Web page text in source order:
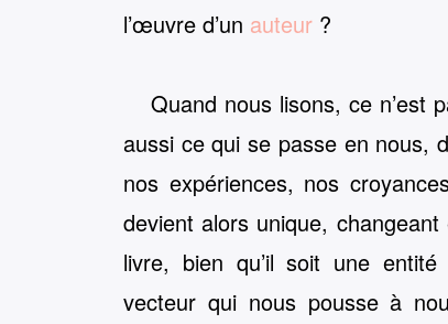
l’œuvre d’un auteur ?
Quand nous lisons, ce n’est
aussi ce qui se passe en nous,
nos expériences, nos
devient alors unique,
livre, bien qu’il soit une
vecteur qui nous pousse à